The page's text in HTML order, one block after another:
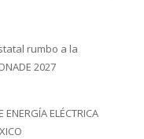
rumbo a la
2027
ENERGÍA ELÉCTRICA